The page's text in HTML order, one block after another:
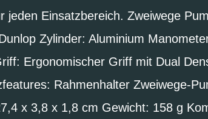
jeden Einsatzbereich. Zweiwege
Zylinder: Aluminium
Ergonomischer Griff mit Dual
Rahmenhalter Zweiwege-
x 3,8 x 1,8 cm Gewicht: 158 g